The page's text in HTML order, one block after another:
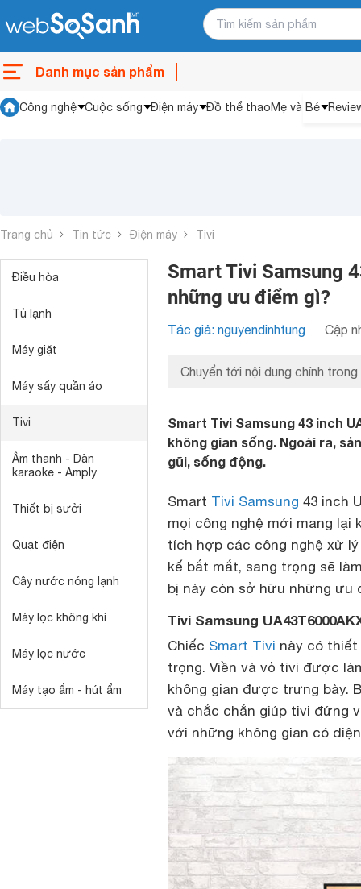
Danh mục sản phẩm
Công nghệ Cuộc sống Điện máy Đồ thể thaoMẹ và Bé
Trang chủ Tin tức Điện máy Tivi
Điều hòa
Tủ lạnh
Máy giặt
Máy sấy quần áo
Tivi
Âm thanh - Dàn
karaoke - Amply
Thiết bị sưởi
Quạt điện
Cây nước nóng lạnh
Máy lọc không khí
Máy lọc nước
Máy tạo ẩm - hút ẩm
Smart Tivi Samsung
những ưu điểm gì?
Tác giả: nguyendinhtung Cập
Chuyển tới nội dung chính trong
Smart Tivi Samsung 43 inch
không gian sống. Ngoài ra,
gũi, sống động.
Smart Tivi Samsung 43 inch
mọi công nghệ mới mang lại
tích hợp các công nghệ xử
kế bắt mắt, sang trọng sẽ
bị này còn sở hữu những ưu
Tivi Samsung
Chiếc Smart Tivi này có thiết
trọng. Viền và vỏ tivi được
không gian được trưng bày.
và chắc chắn giúp tivi đứng
với những không gian có